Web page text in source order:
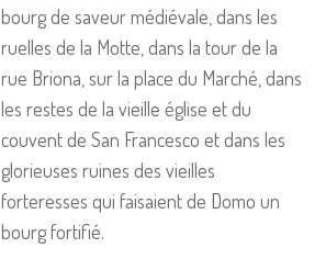
bourg de saveur médiévale, dans les
ruelles de la Motte, dans la tour de la
rue Briona, sur la place du Marché, dans
les restes de la vieille église et du
couvent de San Francesco et dans les
glorieuses ruines des vieilles
forteresses qui faisaient de Domo un
bourg fortifié.